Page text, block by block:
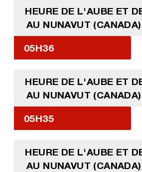
HEURE DE L'AUBE ET
AU NUNAVUT
05H36
HEURE DE L'AUBE ET
AU NUNAVUT
05H35
HEURE DE L'AUBE ET
AU NUNAVUT